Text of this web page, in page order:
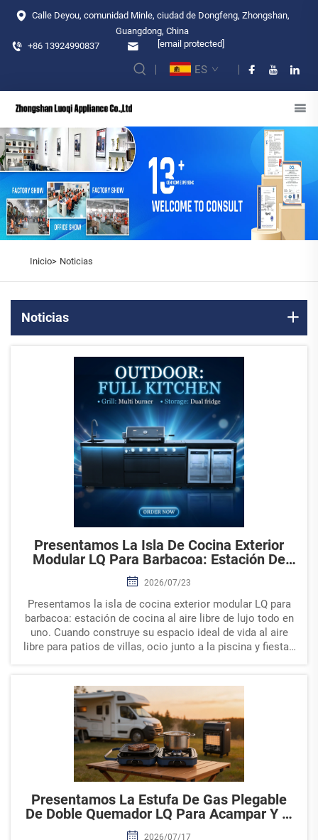
Calle Deyou, comunidad Minle, ciudad de Dongfeng, Zhongshan,
Guangdong, China
+86 13924990837
[email protected]
ES
Inicio> Noticias
Noticias
Presentamos La Isla De Cocina Exterior
Modular LQ Para Barbacoa: Estación De
Cocina Al Aire Libre De Lujo Todo En Uno
2026/07/23
Presentamos la isla de cocina exterior modular LQ para
barbacoa: estación de cocina al aire libre de lujo todo en
uno. Cuando construye su espacio ideal de vida al aire
libre para patios de villas, ocio junto a la piscina y fiestas
Presentamos La Estufa De Gas Plegable
De Doble Quemador LQ Para Acampar Y El
Calentador De Gas Radiante Portátil Que
2026/07/17